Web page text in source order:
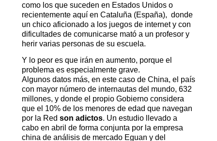
como los que suceden en Estados Unidos o
recientemente aquí en Cataluña (España), donde
un chico aficionado a los juegos de internet y con
dificultades de comunicarse mató a un profesor y
herir varias personas de su escuela.
Y lo peor es que irán en aumento, porque el
problema es especialmente grave.
Algunos datos más, en este caso de China, el país
con mayor número de internautas del mundo, 632
millones, y donde el propio Gobierno considera
que el 10% de los menores de edad que navegan
por la Red son adictos. Un estudio llevado a
cabo en abril de forma conjunta por la empresa
china de análisis de mercado Eguan y del